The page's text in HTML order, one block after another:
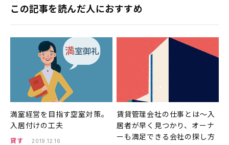
この記事を読んだ人におすすめ
満室経営を目指す空室対策。
入居付けの工夫
貸す 2019.12.16
賃貸管理会社の仕事とは〜入
居者が早く見つかり、オーナ
ーも満足できる会社の探し方